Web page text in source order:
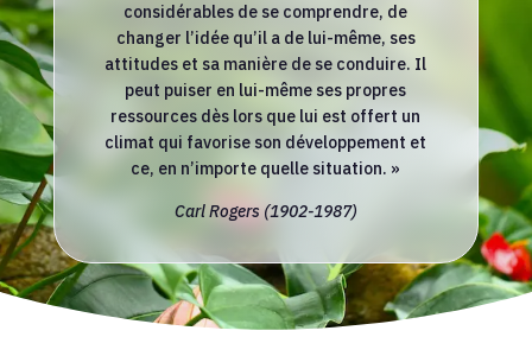
considérables de se comprendre, de
changer l’idée qu’il a de lui-même, ses
attitudes et sa manière de se conduire. Il
peut puiser en lui-même ses propres
ressources dès lors que lui est offert un
climat qui favorise son développement et
ce, en n’importe quelle situation. »
Carl Rogers (1902-1987)